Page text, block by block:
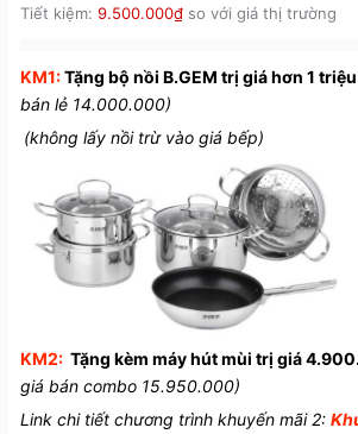
Tiết kiệm: 9.500.000₫ so với giá thị trường
KM1:Tặng bộ nồi B.GEM trị giá hơn 1
bán lẻ 14.000.000)
(không lấy nồi trừ vào giá bếp)
KM2: Tặng kèm máy hút mùi trị giá
giá bán combo 15.950.000)
Link chi tiết chương trình khuyến mãi 2: